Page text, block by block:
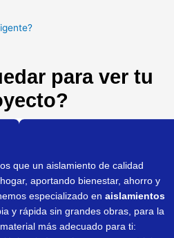
para ver tu
que un aislamiento de calidad
aportando bienestar, ahorro y
especializado en aislamientos
y rápida sin grandes obras, para la
más adecuado para ti: